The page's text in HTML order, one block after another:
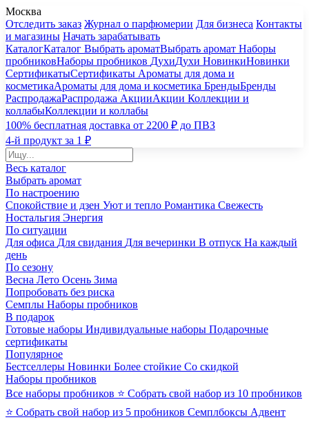
Москва
Отследить заказ Журнал о парфюмерии Для бизнеса Контакты
и магазины Начать зарабатывать
КаталогКаталог Выбрать ароматВыбрать аромат Наборы
пробниковНаборы пробников ДухиДухи НовинкиНовинки
СертификатыСертификаты Ароматы для дома и
косметикаАроматы для дома и косметика БрендыБренды
РаспродажаРаспродажа АкцииАкции Коллекции и
коллабыКоллекции и коллабы
100% бесплатная доставка от 2200 ₽ до ПВЗ
4-й продукт за 1 ₽
Весь каталог
Выбрать аромат
По настроению
Спокойствие и дзен Уют и тепло Романтика Свежесть
Ностальгия Энергия
По ситуации
Для офиса Для свидания Для вечеринки В отпуск На каждый
день
По сезону
Весна Лето Осень Зима
Попробовать без риска
Семплы Наборы пробников
В подарок
Готовые наборы Индивидуальные наборы Подарочные
сертификаты
Популярное
Бестселлеры Новинки Более стойкие Со скидкой
Наборы пробников
Все наборы пробников ⭐ Собрать свой набор из 10 пробников
⭐ Собрать свой набор из 5 пробников Семплбоксы Адвент